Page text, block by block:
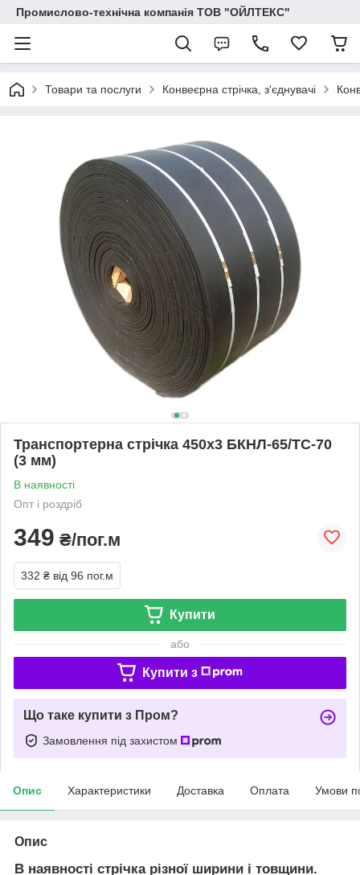
Промислово-технічна компанія ТОВ "ОЙЛТЕКС"
Товари та послуги Конвеєрна стрічка, з'єднувачі
Транспортерна стрічка 450х3 БКНЛ-65/ТС-70
(3 мм)
В наявності
Опт і роздріб
349 ₴/пог.м
332 ₴ від 96 пог.м
Купити
або
Купити з
Що таке купити з Пром?
Замовлення під захистом
Опис Характеристики Доставка Оплата Умови
Опис
В наявності стрічка різної ширини і товщини.